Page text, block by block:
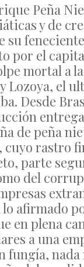
Peña
y de
su
por el
mortal a
Lozoya, el
Desde
de peña
cuyo rastro
parte
del
lo afirmado
en plena
a una
fungía, nada